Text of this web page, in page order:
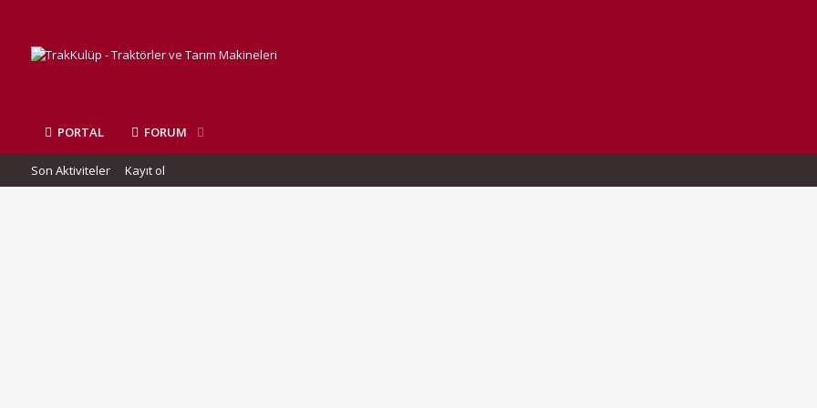
PORTAL FORUM
Son Aktiviteler Kayıt ol